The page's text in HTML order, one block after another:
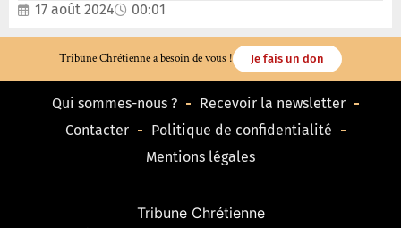
17 août 2024 00:01
Tribune Chrétienne a besoin de vous ! Je fais un don
Qui sommes-nous ?
Recevoir la newsletter
Contacter
Politique de confidentialité
Mentions légales
Tribune Chrétienne